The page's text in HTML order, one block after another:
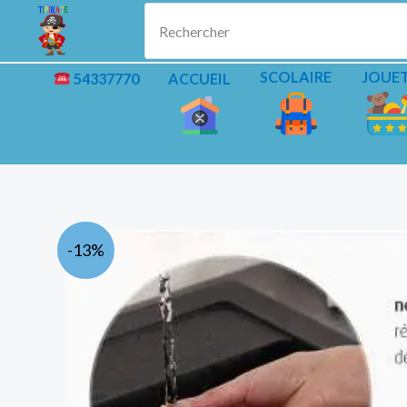
contenu
54337770 ACCUEIL SCOLAIRE
-13%